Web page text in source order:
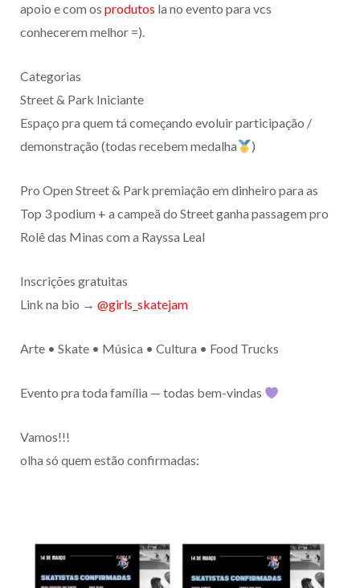
apoio e com os produtos la no evento para vcs
conhecerem melhor =).
Categorias
Street & Park Iniciante
Espaço pra quem tá começando evoluir participação /
demonstração (todas recebem medalha
)
Pro Open Street & Park premiação em dinheiro para as
Top 3 podium + a campeã do Street ganha passagem pro
Rolê das Minas com a Rayssa Leal
Inscrições gratuitas
Link na bio → @girls_skatejam
Arte • Skate • Música • Cultura • Food Trucks
Evento pra toda família — todas bem-vindas
Vamos!!!
olha só quem estão confirmadas: